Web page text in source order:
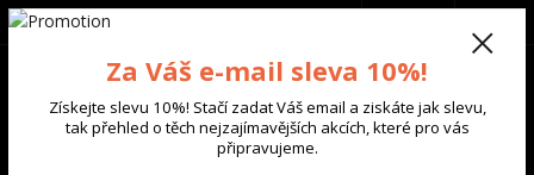
Menu
+420 702 136 620
Za Váš e-mail sleva 10%!
Získejte slevu 10%! Stačí zadat Váš email a ziskáte jak slevu,
tak přehled o těch nejzajímavějších akcích, které pro vás
připravujeme.